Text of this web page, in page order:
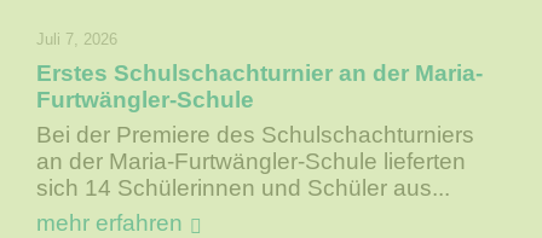
Juli 7, 2026
Erstes Schulschachturnier an der Maria-
Furtwängler-Schule
Bei der Premiere des Schulschachturniers
an der Maria-Furtwängler-Schule lieferten
sich 14 Schülerinnen und Schüler aus...
mehr erfahren